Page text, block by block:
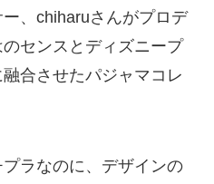
、chiharuさんがプロデ
センスとディズニープ
合させたパジャマコレ
ラなのに、デザインの